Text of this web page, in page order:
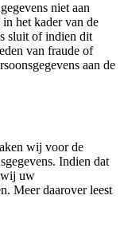
niet aan
het kader van de
sluit of indien dit
van fraude of
aan de
wij voor de
Indien dat
wij uw
Meer daarover leest